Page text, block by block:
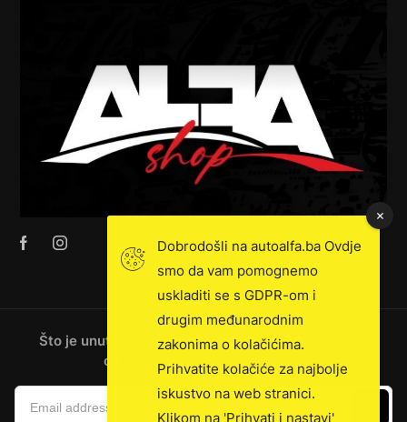
Što je unutra: novosti, ekskluzivna prodaja, vijesti
o kamionima i još mnogo toga!
Dobrodošli na autoalfa.ba Ovdje
smo da vam pomognemo
uskladiti se s GDPR-om i
drugim međunarodnim
zakonima o kolačićima.
Prihvatite kolačiće za najbolje
iskustvo na web stranici.
Klikom na 'Prihvati i nastavi'